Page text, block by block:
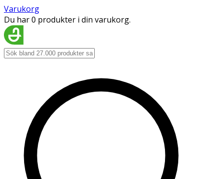
Varukorg
Du har 0 produkter i din varukorg.